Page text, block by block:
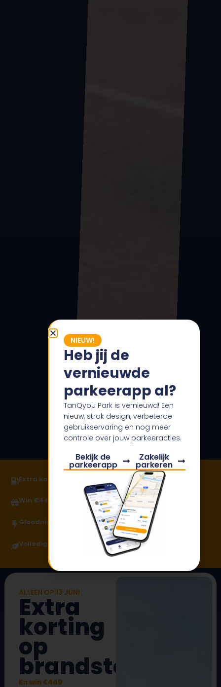
Extra korting op brandstof op 13 juni
Win €449 shoptegoed bij Woonboulevard
Gloednieuw laadplein met 16 laadplekken
Volledig vernieuwd en duurzaam
ALLEEN OP 13 JUNI
Extra
korting
op
brandstof.
En win €449
NIEUW!
Heb jij de
vernieuwde
parkeerapp al?
TanQyou Park is vernieuwd! Een
nieuw, strak design, verbeterde
gebruikservaring en nog meer
controle over jouw parkeeracties.
Bekijk de
parkeerapp
Zakelijk
parkeren